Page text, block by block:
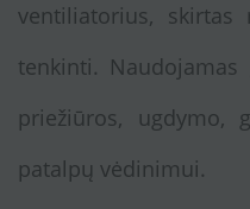
ventiliatorius, skirtas
tenkinti. Naudojamas
priežiūros, ugdymo,
patalpų vėdinimui.